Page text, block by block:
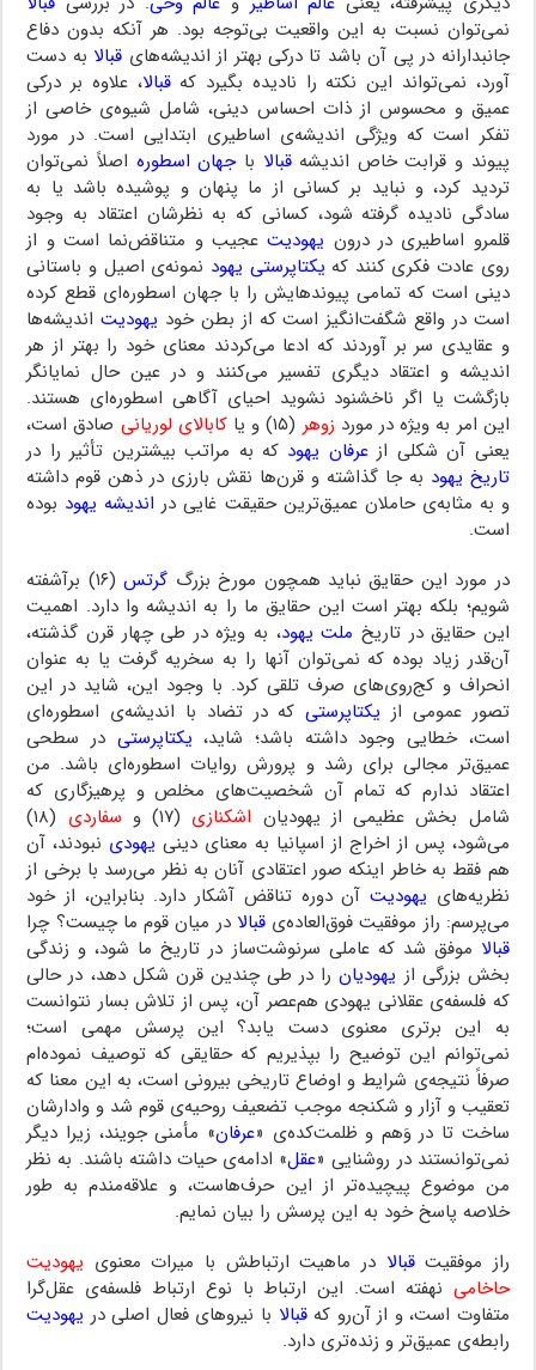
نمی‌توان نسبت به این واقعیت بی‌توجه بود. هر آنکه بدون دفاع
جانبدارانه در پی آن باشد تا درکی بهتر از اندیشه‌های قبالا به دست
آورد، نمی‌تواند این نکته را نادیده بگیرد کهقبالا، علاوه بر درکی
عمیق و محسوس از ذات احساس دینی، شامل شیوه‌ی خاصی از
تفکر است که ویژگی اندیشه‌ی اساطیری ابتدایی است. در مورد
پیوند و قرابت خاص اندیشهقبالا باجهان اسطوره اصلاً نمی‌توان
تردید کرد، و نباید بر کسانی از ما پنهان و پوشیده باشد یا به
سادگی نادیده گرفته شود، کسانی که به نظرشان اعتقاد به وجود
قلمرو اساطیری در درون یهودیتعجیب و متناقض‌نما است و از
روی عادت فکری کنند که یکتاپرستی یهود نمونه‌ی اصیل و باستانی
دینی است که تمامی پیوندهایش را با جهان اسطوره‌ای قطع کرده
است در واقع شگفت‌انگیز است که از بطن خود یهودیتاندیشه‌ها
و عقایدی سر بر آوردند که ادعا می‌کردند معنای خود را بهتر از هر
اندیشه و اعتقاد دیگری تفسیر می‌کنند و در عین حال نمایانگر
بازگشت یا اگر ناخشنود نشوید احیای آگاهی اسطوره‌ای هستند.
این امر به ویژه در مورد زوهر (۱۵) و یا کابالای لوریانی صادق است،
یعنی آن شکلی ازعرفان یهود که به مراتب بیشترین تأثیر را در
تاریخ یهود به جا گذاشته و قرن‌ها نقش بارزی در ذهن قوم داشته
و به مثابه‌ی حاملان عمیق‌ترین حقیقت غایی در اندیشه یهود بوده
است.
در مورد این حقایق نباید همچون مورخ بزرگ گرتس
(۱۶) برآشفته
شویم؛ بلکه بهتر است این حقایق ما را به اندیشه وا دارد. اهمیت
این حقایق در تاریخ ملت یهود، به ویژه در طی چهار قرن گذشته،
آن‌قدر زیاد بوده که نمی‌توان آنها را به سخریه گرفت یا به عنوان
انحراف و کج‌روی‌های صرف تلقی کرد. با وجود این، شاید در این
تصور عمومی از یکتاپرستیکه در تضاد با اندیشه‌ی اسطوره‌ای
است، خطایی وجود داشته باشد؛ شاید، یکتاپرستی در سطحی
عمیق‌تر مجالی برای رشد و پرورش روایات اسطوره‌ای باشد. من
اعتقاد ندارم که تمام آن شخصیت‌های مخلص و پرهیزگاری که
شامل بخش عظیمی از یهودیان اشکنازی (۱۷) و سفاردی
(۱۸)
می‌شود، پس از اخراج از اسپانیا به معنای دینی یهودی نبودند، آن
هم فقط به خاطر اینکه صور اعتقادی آنان به نظر می‌رسد با برخی از
نظریه‌های یهودیتآن دوره تناقض آشکار دارد. بنابراین، از خود
می‌پرسم: راز موفقیت فوق‌العاده‌یقبالا در میان قوم ما چیست؟ چرا
قبالا موفق شد که عاملی سرنوشت‌ساز در تاریخ ما شود، و زندگی
بخش بزرگی از یهودیانرا در طی چندین قرن شکل دهد، در حالی
که فلسفه‌ی عقلانی یهودی هم‌عصر آن، پس از تلاش بسار نتوانست
به این برتری معنوی دست یابد؟ این پرسش مهمی است؛
نمی‌توانم این توضیح را بپذیریم که حقایقی که توصیف نموده‌ام
صرفاً نتیجه‌ی شرایط و اوضاع تاریخی بیرونی است، به این معنا که
تعقیب و آزار و شکنجه موجب تضعیف روحیه‌ی قوم شد و وادارشان
ساخت تا در وَهم و ظلمت‌کده‌ی «عرفان» مأمنی جویند، زیرا دیگر
نمی‌توانستند در روشنایی «عقل» ادامه‌ی حیات داشته باشند. به نظر
من موضوع پیچیده‌تر از این حرف‌هاست، و علاقه‌مندم به طور
خلاصه پاسخ خود به این پرسش را بیان نمایم.
راز موفقیتقبالا در ماهیت ارتباطش با میرات معنوی یهودیت
حاخامی نهفته است. این ارتباط با نوع ارتباط فلسفه‌ی عقل‌گرا
متفاوت است، و از آن‌رو کهقبالا با نیروهای فعال اصلی در یهودیت
رابطه‌ی عمیق‌تر و زنده‌تری دارد.